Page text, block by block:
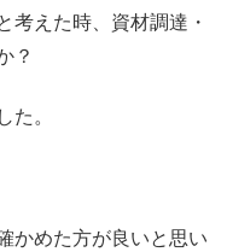
考えた時、資材調達・
？
た。
かめた方が良いと思い